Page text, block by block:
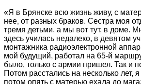
«Я в Брянске всю жизнь живу, с
нее, от разных браков. Сестра моя
тремя детьми, а мы вот тут, в доме.
здесь училась недалеко, в девятом
монтажника радиоэлектронной
мой будущий, работал на 65-й
было, только с армии пришел. Так и
Потом расстались на несколько лет,
потом опять с матерью ехала до